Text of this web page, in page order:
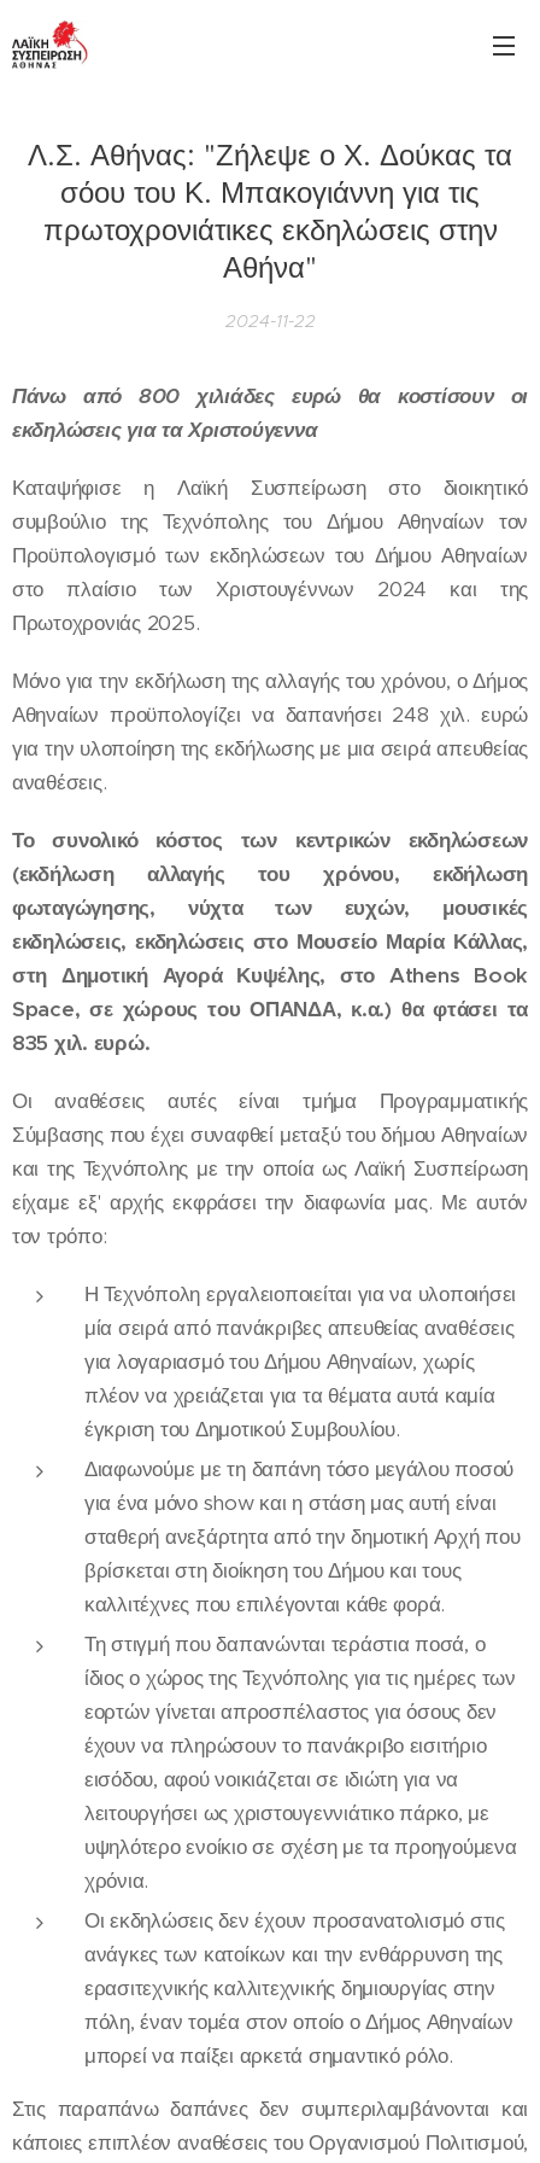
Λ.Σ. Αθήνας: "Ζήλεψε ο Χ. Δούκας τα
σόου του Κ. Μπακογιάννη για τις
πρωτοχρονιάτικες εκδηλώσεις στην
Αθήνα"
2024-11-22
Πάνω από 800 χιλιάδες ευρώ θα κοστίσουν οι
εκδηλώσεις για τα Χριστούγεννα
Καταψήφισε η Λαϊκή Συσπείρωση στο διοικητικό
συμβούλιο της Τεχνόπολης του Δήμου Αθηναίων τον
Προϋπολογισμό των εκδηλώσεων του Δήμου Αθηναίων
στο πλαίσιο των Χριστουγέννων 2024 και της
Πρωτοχρονιάς 2025.
Μόνο για την εκδήλωση της αλλαγής του χρόνου, ο Δήμος
Αθηναίων προϋπολογίζει να δαπανήσει 248 χιλ. ευρώ
για την υλοποίηση της εκδήλωσης με μια σειρά απευθείας
αναθέσεις.
Το συνολικό κόστος των κεντρικών εκδηλώσεων
(εκδήλωση αλλαγής του χρόνου, εκδήλωση
φωταγώγησης, νύχτα των ευχών, μουσικές
εκδηλώσεις, εκδηλώσεις στο Μουσείο Μαρία Κάλλας,
στη Δημοτική Αγορά Κυψέλης, στο Athens Book
Space, σε χώρους του ΟΠΑΝΔΑ, κ.α.) θα φτάσει τα
835 χιλ. ευρώ.
Οι αναθέσεις αυτές είναι τμήμα Προγραμματικής
Σύμβασης που έχει συναφθεί μεταξύ του δήμου Αθηναίων
και της Τεχνόπολης με την οποία ως Λαϊκή Συσπείρωση
είχαμε εξ' αρχής εκφράσει την διαφωνία μας. Με αυτόν
τον τρόπο:
Η Τεχνόπολη εργαλειοποιείται για να υλοποιήσει
μία σειρά από πανάκριβες απευθείας αναθέσεις
για λογαριασμό του Δήμου Αθηναίων, χωρίς
πλέον να χρειάζεται για τα θέματα αυτά καμία
έγκριση του Δημοτικού Συμβουλίου.
Διαφωνούμε με τη δαπάνη τόσο μεγάλου ποσού
για ένα μόνο show και η στάση μας αυτή είναι
σταθερή ανεξάρτητα από την δημοτική Αρχή που
βρίσκεται στη διοίκηση του Δήμου και τους
καλλιτέχνες που επιλέγονται κάθε φορά.
Τη στιγμή που δαπανώνται τεράστια ποσά, ο
ίδιος ο χώρος της Τεχνόπολης για τις ημέρες των
εορτών γίνεται απροσπέλαστος για όσους δεν
έχουν να πληρώσουν το πανάκριβο εισιτήριο
εισόδου, αφού νοικιάζεται σε ιδιώτη για να
λειτουργήσει ως χριστουγεννιάτικο πάρκο, με
υψηλότερο ενοίκιο σε σχέση με τα προηγούμενα
χρόνια.
Οι εκδηλώσεις δεν έχουν προσανατολισμό στις
ανάγκες των κατοίκων και την ενθάρρυνση της
ερασιτεχνικής καλλιτεχνικής δημιουργίας στην
πόλη, έναν τομέα στον οποίο ο Δήμος Αθηναίων
μπορεί να παίξει αρκετά σημαντικό ρόλο.
Στις παραπάνω δαπάνες δεν συμπεριλαμβάνονται και
κάποιες επιπλέον αναθέσεις του Οργανισμού Πολιτισμού,